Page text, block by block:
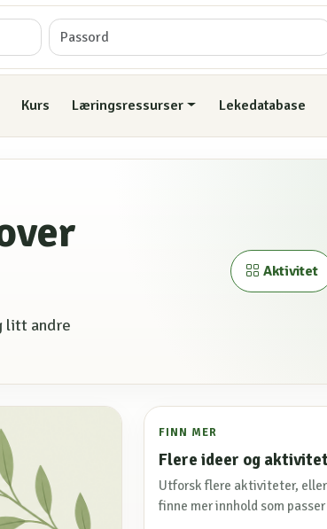
Kurs Læringsressurser Lekedatabase
litt andre
Aktivitet
FINN MER
Flere ideer og
Utforsk flere aktiviteter,
finne mer innhold som